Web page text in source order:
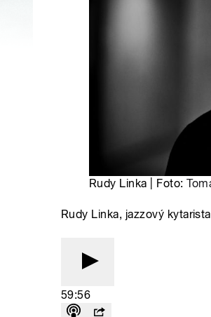
Rudy Linka | Foto:
Rudy Linka, jazzový
59:56